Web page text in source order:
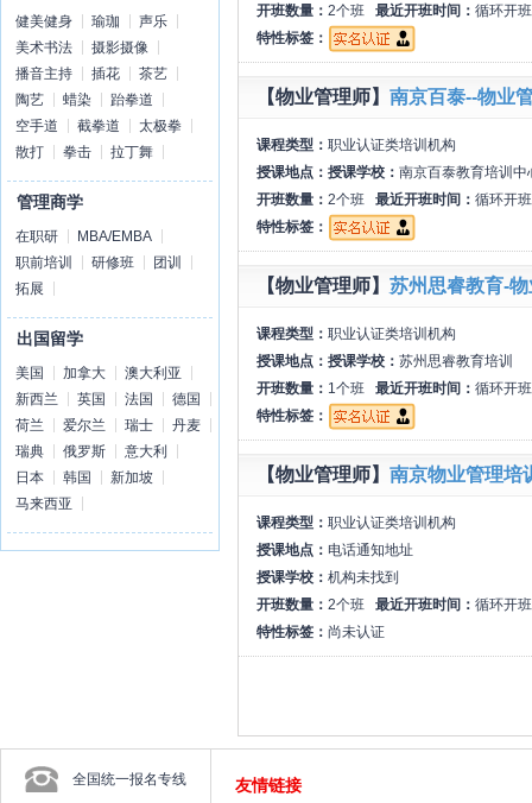
健美健身 瑜珈
声乐
美术书法
摄影摄像
播音主持
插花
茶艺
陶艺
蜡染
跆拳道
空手道
截拳道
太极拳
散打
拳击 拉丁舞
管理商学
在职研
MBA/EMBA
职前培训
研修班
团训
拓展
出国留学
美国 加拿大
澳大利亚
新西兰
英国 法国
德国
荷兰
爱尔兰 瑞士
丹麦
瑞典
俄罗斯
意大利
日本
韩国
新加坡
马来西亚
开班数量： 2个班 最近开班时间： 循环开班
特性标签：
【物业管理师】 南京百泰--物业
课程类型： 职业认证类培训机构
授课地点： 授课学校： 南京百泰教育培训中
开班数量： 2个班 最近开班时间： 循环开班
特性标签：
【物业管理师】 苏州思睿教育-
课程类型： 职业认证类培训机构
授课地点： 授课学校： 苏州思睿教育培训
开班数量： 1个班 最近开班时间： 循环开班
特性标签：
【物业管理师】 南京物业管理培
课程类型： 职业认证类培训机构
授课地点： 电话通知地址
授课学校： 机构未找到
开班数量： 2个班 最近开班时间： 循环开班
特性标签： 尚未认证
全国统一报名专线 友情链接